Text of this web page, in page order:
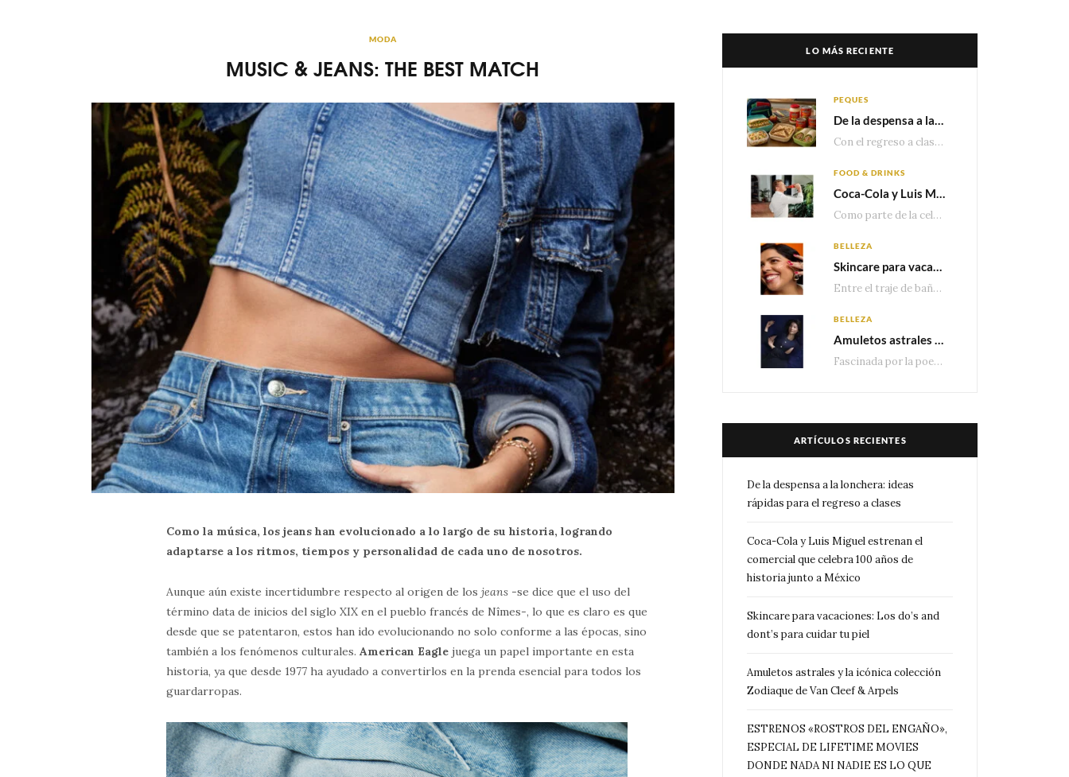
MODA
MUSIC & JEANS: THE BEST MATCH
Como la música, los jeans han evolucionado a lo largo de su historia, logrando
adaptarse a los ritmos, tiempos y personalidad de cada uno de nosotros.
Aunque aún existe incertidumbre respecto al origen de losjeans -se dice que el uso del
término data de inicios del siglo XIX en el pueblo francés de Nîmes-, lo que es claro es que
desde que se patentaron, estos han ido evolucionando no solo conforme a las épocas, sino
también a los fenómenos culturales. American Eagle juega un papel importante en esta
historia, ya que desde 1977 ha ayudado a convertirlos en la prenda esencial para todos los
guardarropas.
LO MÁS RECIENTE
PEQUES
De la despensa a la lonchera: ideas rápidas para el regreso a clases
Con el regreso a clases cada vez más cerca, las familias comienzan a reorganizar horarios,…
FOOD & DRINKS
Coca-Cola y Luis Miguel estrenan el comercial que celebra 100 años de historia junto a México
Como parte de la celebración por sus primeros 100 años enMéxico, Coca-Cola presenta hoy el…
BELLEZA
Skincare para vacaciones: Los do’s and dont’s para cuidar tu piel
Entre el traje de baño, las sandalias, los lentes de sol y los looks que…
BELLEZA
Amuletos astrales y la icónica colección Zodiaque de Van Cleef & Arpels
Fascinada por la poesía de las estrellas, la Maison Van Cleef & Arpels celebra la llegada de las…
ARTÍCULOS RECIENTES
De la despensa a la lonchera: ideas
rápidas para el regreso a clases
Coca-Cola y Luis Miguel estrenan el
comercial que celebra 100 años de
historia junto a México
Skincare para vacaciones: Los do’s and
dont’s para cuidar tu piel
Amuletos astrales y la icónica colección
Zodiaque de Van Cleef & Arpels
ESTRENOS «ROSTROS DEL ENGAÑO»,
ESPECIAL DE LIFETIME MOVIES
DONDE NADA NI NADIE ES LO QUE